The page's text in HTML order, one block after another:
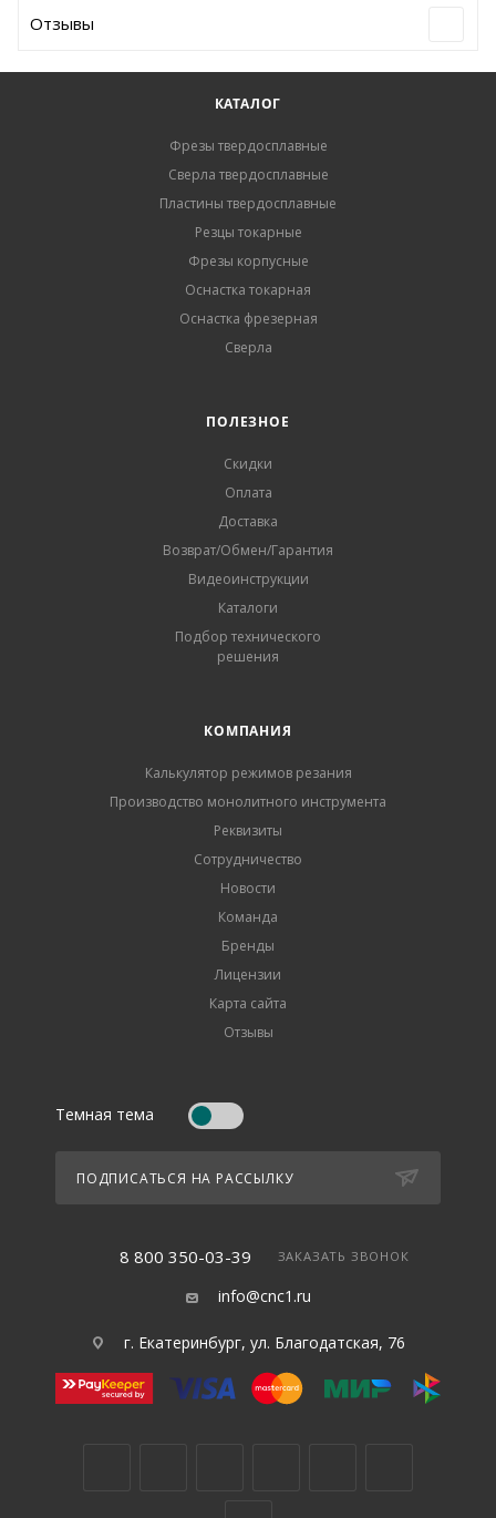
Отзывы
КАТАЛОГ
Фрезы твердосплавные
Сверла твердосплавные
Пластины твердосплавные
Резцы токарные
Фрезы корпусные
Оснастка токарная
Оснастка фрезерная
Сверла
ПОЛЕЗНОЕ
Скидки
Оплата
Доставка
Возврат/Обмен/Гарантия
Видеоинструкции
Каталоги
Подбор технического
решения
КОМПАНИЯ
Калькулятор режимов резания
Производство монолитного инструмента
Реквизиты
Сотрудничество
Новости
Команда
Бренды
Лицензии
Карта сайта
Отзывы
Темная тема
ПОДПИСАТЬСЯ НА РАССЫЛКУ
8 800 350-03-39 ЗАКАЗАТЬ ЗВОНОК
info@cnc1.ru
г. Екатеринбург, ул. Благодатская, 76